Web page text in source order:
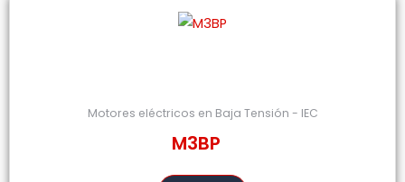
Motores eléctricos en Baja Tensión - IEC
M3BP